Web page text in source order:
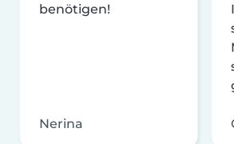
benötigen!
Nerina